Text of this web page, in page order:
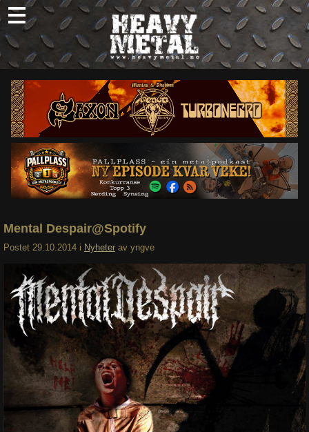
Skip
to
content
Nyheter
Omtaler
Intervjuer
Om oss
Abonner
Søk
Mental Despair@Spotify
Postet 29.10.2014 i Nyheter av yngve